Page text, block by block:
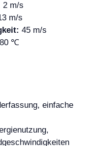
2 m/s
m/s
45 m/s
℃
einfache